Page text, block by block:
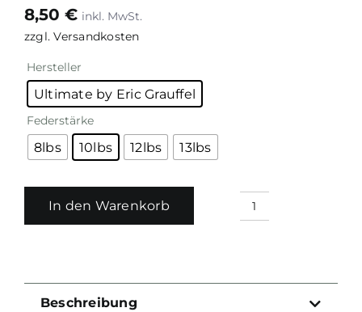
8,50 €
zzgl.Versandkosten
Hersteller
Ultimate by Eric Grauffel
Federstärke
8lbs 10lbs 12lbs 13lbs
Ultimate
In den Warenkorb
Beschreibung